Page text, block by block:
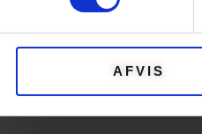
AFVIS
med garn og opskrift